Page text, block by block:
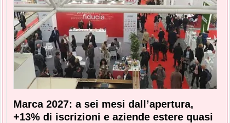
Marca 2027: a sei mesi dall’apertura,
+13% di iscrizioni e aziende estere quasi